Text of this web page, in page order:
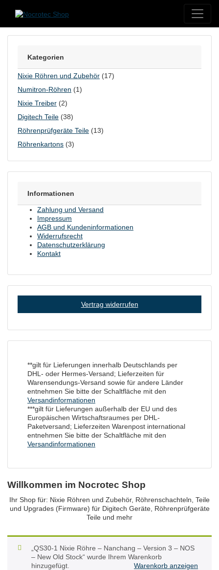
Willkommen im Nocrotec Shop
Ihr Shop für: Nixie Röhren und Zubehör, Röhrenschachteln, Teile
und Upgrades (Firmware) für Digitech Geräte, Röhrenprüfgeräte
Teile und mehr
„QS30-1 Nixie Röhre – Nanchang – Version 3 – NOS
– New Old Stock“ wurde Ihrem Warenkorb
hinzugefügt.
Warenkorb anzeigen
Kategorien
Nixie Röhren und Zubehör (17)
Numitron-Röhren (1)
Nixie Treiber (2)
Digitech Teile (38)
Röhrenprüfgeräte Teile (13)
Röhrenkartons (3)
Informationen
Zahlung und Versand
Impressum
AGB und Kundeninformationen
Widerrufsrecht
Datenschutzerklärung
Kontakt
Vertrag widerrufen
**gilt für Lieferungen innerhalb Deutschlands per
DHL- oder Hermes-Versand; Lieferzeiten für
Warensendungs-Versand sowie für andere Länder
entnehmen Sie bitte der Schaltfläche mit den
Versandinformationen
***gilt für Lieferungen außerhalb der EU und des
Europäischen Wirtschaftsraumes per DHL-
Paketversand; Lieferzeiten Warenpost international
entnehmen Sie bitte der Schaltfläche mit den
Versandinformationen